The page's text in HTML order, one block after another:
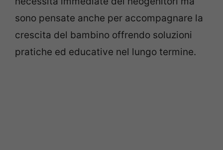
sono pensate anche per accompagnare la
crescita del bambino offrendo soluzioni
pratiche ed educative nel lungo termine.